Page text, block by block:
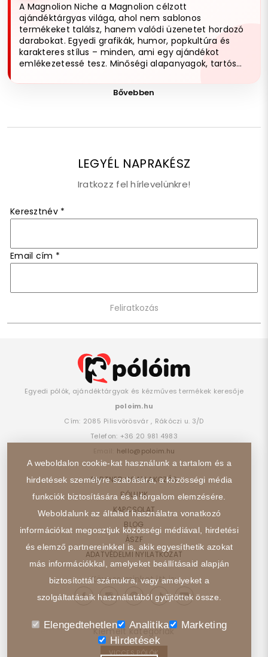
A Magnolion Niche a Magnolion célzott
ajándéktárgyas világa, ahol nem sablonos
termékeket találsz, hanem valódi üzenetet hordozó
darabokat. Egyedi grafikák, humor, popkultúra és
karakteres stílus – minden, ami egy ajándékot
emlékezetessé tesz. Minőségi alapanyagok, tartós
Ha nem basic ajándékot keresel, jó helyen jársz.
Bővebben
LEGYÉL NAPRAKÉSZ
Iratkozz fel hírlevelünkre!
Keresztnév *
Email cím *
Egyedi pólók, ajándéktárgyak és kézműves termékek keresője
poloim.hu
Cím: 2085 Pilisvörösvár , Rákóczi u. 3/D
Telefon: +36 20 981 4983
hello@poloim.hu
PARTNER CSATLAKOZÁS
RÓLUNK
KAPCSOLAT
BLOG
ÁSZF
ADATVÉDELMI NYILATKOZAT
Kövess minket itt is:
Kiemelt kategóriák
VICCES PÓLÓK
A weboldalon cookie-kat használunk a tartalom és a
hirdetések személyre szabására, a közösségi média
funkciók biztosítására és a forgalom elemzésére.
Weboldalunk az általad használatra vonatkozó
információkat megosztjuk közösségi médiával, hirdetési
és elemző partnereinkkel is, akik egyesíthetik azokat
más információkkal, amelyeket beállításaid alapján
biztosítottál számukra, vagy amelyeket a
szolgáltatásaik használatából gyűjtöttek össze.
Elengedtehetlen Analitika
Marketing
Hirdetések